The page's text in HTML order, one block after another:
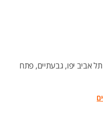
תל אביב יפו, גבעתיים, פתח